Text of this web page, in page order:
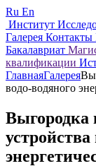
Ru En
Институт
Галерея Контакты
Бакалавриат
квалификации
ГлавнаяГалерея
водо-водяного
Выгородка
устройства